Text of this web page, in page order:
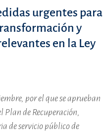
urgentes para
y
en la Ley
por el que se aprueban
Plan de Recuperación,
de servicio público de